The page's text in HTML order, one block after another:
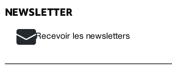
NEWSLETTER
Recevoir les newsletters